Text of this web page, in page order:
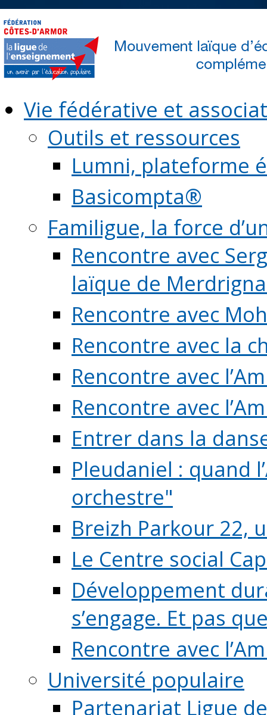
Vie fédérative et
Outils et ressources
Lumni, plateforme
Basicompta®
Familigue, la force
Rencontre avec
laïque de
Rencontre avec
Rencontre avec la
Rencontre avec
Rencontre avec
Entrer dans la
Pleudaniel : quand
orchestre"
Breizh Parkour 22,
Le Centre social
Développement
s’engage. Et pas
Rencontre avec
Université populaire
Partenariat Ligue